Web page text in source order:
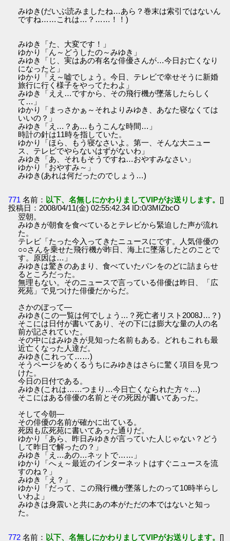
みゆき(だいぶ読みましたね…あら？巻末は索引ではないん
ですね……これは…？……！！)
みゆき「た、大変です！」
ゆかり「ん～どうしたの～みゆき」
みゆき「じ、実はあの有名な俳優さんが…今日お亡くなり
になったと」
ゆかり「え～嘘でしょう。今日、テレビで幸せそうに新婚
旅行に行く様子をやってたわよ」
みゆき「ええ…ですから、その飛行機が墜落したらしく
て…」
ゆかり「まっさかぁ～それよりみゆき、あなた寝なくては
いいの？」
みゆき「え…？あ…もうこんな時間…」
時計の針は11時を指していた。
ゆかり「ほら、もう寝なさいよ。第一、そんな大ニュー
ス、テレビでやらないはずがないわ」
みゆき「あ、それもそうですね…おやすみなさい」
ゆかり「おやすみ～」
みゆき(あれは何だったのでしょう…)
771 名前： 以下、名無しにかわりましてVIPがお送りします。 []
投稿日：2008/04/11(金) 02:55:42.34 ID:0/3MIZbcO
翌朝。
みゆきが朝食を食べているとテレビから緊迫した声が流れ
た。
テレビ「たった今入ってきたニュースにです。人気俳優の
○○さんを乗せた飛行機が昨日、海上に墜落したとのことで
す。原因は…」
みゆきは驚きのあまり、食べていたパンをのどに詰まらせ
るところだった。
無理もない。そのニュースで言っている俳優は昨日、「広
死苑」で見つけた俳優だからだ。
さかのぼって―
みゆき(この一覧は何でしょう…？死亡者リスト2008J…？)
そこには日付が書いてあり、その下には膨大な量の人の名
前が記されていた。
その中にはみゆきが見知った名前もある。どれもこれも最
近亡くなった人達だ。
みゆき(これって……)
そうページをめくるうちにみゆきはさらに驚く項目を見つ
けた。
今日の日付である。
みゆき(これは……つまり…今日亡くなられた方々…)
そこにはある俳優の名前とその死因が書いてあった。
そして今朝―
その俳優の名前が確かに出ている。
死因も広死苑に書いてあった通りだ。
ゆかり「あら、昨日みゆきが言っていた人じゃない？どう
して昨日で解ったの？」
みゆき「え…あの…ネットで……」
ゆかり「へぇ～最近のインターネットはすぐニュースを流
すのね？」
みゆき「え？」
ゆかり「だって、この飛行機が墜落したのって10時半らし
いわよ」
みゆきは身震いと共にあの本がただの本ではないと知っ
た。
772 名前： 以下、名無しにかわりましてVIPがお送りします。 []